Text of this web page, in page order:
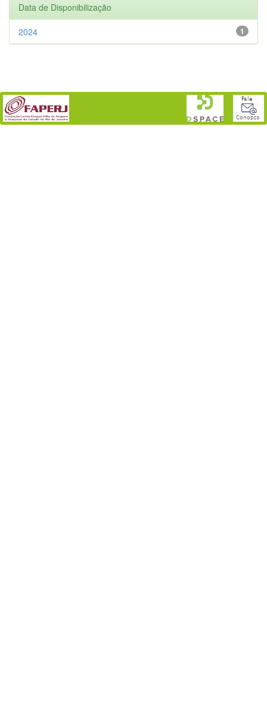
Data de Disponibilização
1
2024